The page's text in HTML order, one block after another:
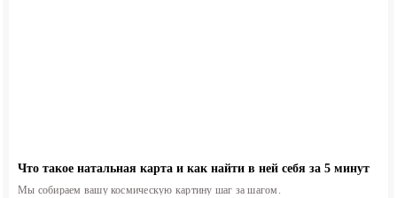
Что такое натальная карта и как найти в ней себя за 5 минут
Мы собираем вашу космическую картину шаг за шагом.